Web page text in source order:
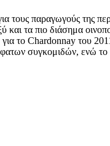
τους παραγωγούς της
και τα πιο διάσημα
το Chardonnay του
συγκομιδών, ενώ το